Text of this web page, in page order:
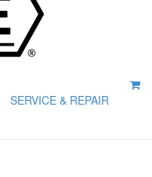
SERVICE & REPAIR